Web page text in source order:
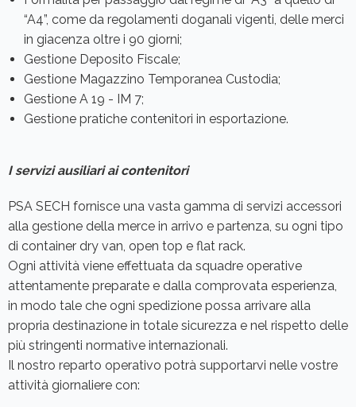
“A4”, come da regolamenti doganali vigenti, delle merci
in giacenza oltre i 90 giorni;
Gestione Deposito Fiscale;
Gestione Magazzino Temporanea Custodia;
Gestione A 19 - IM 7;
Gestione pratiche contenitori in esportazione.
I servizi ausiliari ai contenitori
PSA SECH fornisce una vasta gamma di servizi accessori
alla gestione della merce in arrivo e partenza, su ogni tipo
di container dry van, open top e flat rack.
Ogni attività viene effettuata da squadre operative
attentamente preparate e dalla comprovata esperienza,
in modo tale che ogni spedizione possa arrivare alla
propria destinazione in totale sicurezza e nel rispetto delle
più stringenti normative internazionali.
Il nostro reparto operativo potrà supportarvi nelle vostre
attività giornaliere con: